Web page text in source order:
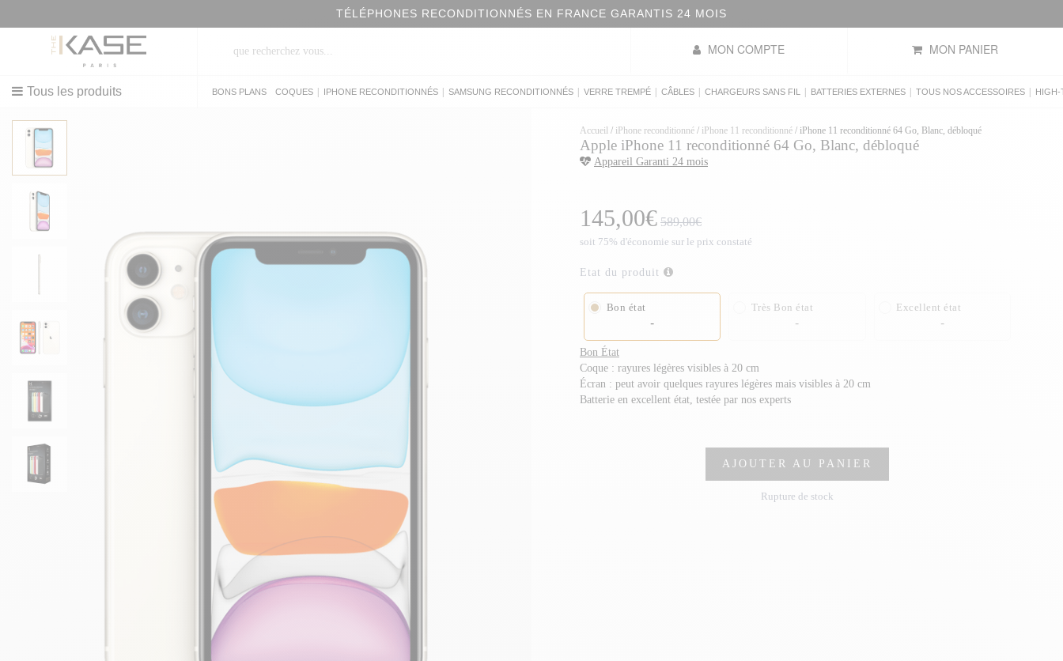
TÉLÉPHONES RECONDITIONNÉS EN FRANCE GARANTIS 24 MOIS
Tous les produits
MON COMPTE MON PANIER
BONS PLANS COQUES IPHONE RECONDITIONNÉS SAMSUNG RECONDITIONNÉS VERRE TREMPÉ CÂBLES CHARGEURS SANS FIL BATTERIES EXTERNES TOUS NOS ACCESSOIRES HIGH-
Accueil / iPhone reconditionné / iPhone 11 reconditionné / iPhone 11 reconditionné 64 Go, Blanc, débloqué
Apple iPhone 11 reconditionné 64 Go, Blanc, débloqué
Appareil Garanti 24 mois
145,00€ 589,00€
soit 75% d'économie sur le prix constaté
Etat du produit
Bon état
-
Très Bon état
-
Excellent état
-
Bon État
Coque : rayures légères visibles à 20 cm
Écran : peut avoir quelques rayures légères mais visibles à 20 cm
Batterie en excellent état, testée par nos experts
AJOUTER AU PANIER
Rupture de stock